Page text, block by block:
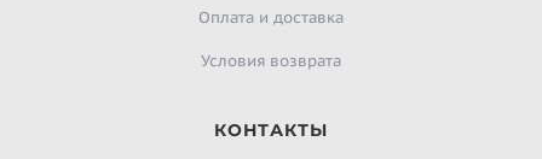
Оплата и доставка
Условия возврата
КОНТАКТЫ